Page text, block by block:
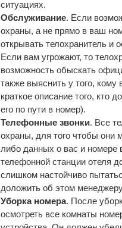
ситуациях.
Обслуживание. Если
охраны, а не прямо в ваш
открывать телохранитель и
Если вам угрожают, то
возможность обыскать
также выяснить у того,
краткое описание того, кто
его по пути в номер).
Телефонные звонки. Все
охраны, для того чтобы они
либо данных о вас и номере
телефонной станции отеля
слишком настойчиво
доложить об этом
Уборка номера. После
осмотреть все комнаты